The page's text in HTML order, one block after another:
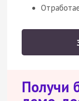
Получи